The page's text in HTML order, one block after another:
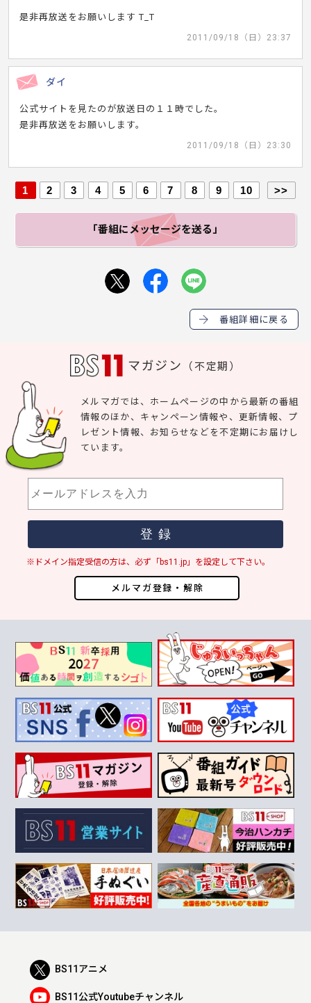
是非再放送をお願いします T_T
2011/09/18（日）23:37
ダイ
公式サイトを見たのが放送日の１１時でした。
是非再放送をお願いします。
2011/09/18（日）23:30
1 2 3 4 5 6 7 8 9 10 >>
「番組にメッセージを送る」
番組詳細に戻る
マガジン （不定期）
メルマガ登録・解除
メルマガでは、ホームページの中から最新の番組
情報のほか、キャンペーン情報や、更新情報、プ
レゼント情報、お知らせなどを不定期にお届けし
ています。
※ドメイン指定受信の方は、必ず「bs11.jp」を設定して下さい。
BS11アニメ
BS11公式Youtubeチャンネル